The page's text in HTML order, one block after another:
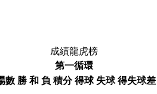
成績龍虎榜
第一循環
數 勝 和 負 積分 得球 失球 得失球差